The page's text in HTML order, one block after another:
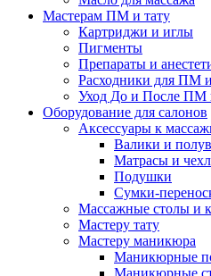
Мастерам ПМ и тату
Картриджи и иглы
Пигменты
Препараты и
Расходники для ПМ
Уход До и После
Оборудование для салонов
Аксессуары к
Валики и
Матрасы и
Подушки
Сумки-
Массажные столы и
Мастеру тату
Мастеру маникюра
Маникюрные
Маникюрные